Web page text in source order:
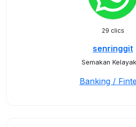
29 clics
senringgit
Semakan
Banking /